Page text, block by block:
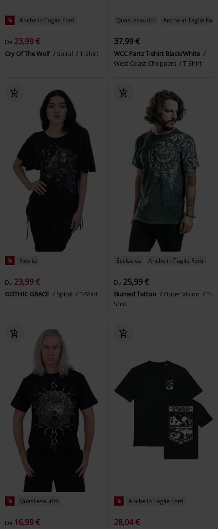
% Anche in Taglie Forti
Da 23,99 €
Cry Of The Wolf Spiral T-Shirt
Quasi esaurito Anche in Taglie Forti
37,99 €
WCC Parts T-shirt Black/White
West Coast Choppers
T-Shirt
% Novità
Da 23,99 €
GOTHIC GRACE Spiral T-Shirt
Esclusiva Anche in Taglie Forti
Da 25,99 €
Burned Tattoo Outer Vision
T-
Shirt
% Quasi esaurito
Da 16,99 €
% Anche in Taglie Forti
28,04 €